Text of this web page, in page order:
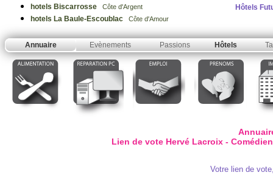
hotels Biscarrosse Côte d'Argent
hotels La Baule-Escoublac Côte d'Amour
Hôtels
Annuaire Evènements Passions Hôtels
Lien de vote Hervé Lacroix -
Votre lien de